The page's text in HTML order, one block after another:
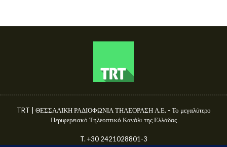
TRT | ΘΕΣΣΑΛΙΚΗ ΡΑΔΙΟΦΩΝΙΑ ΤΗΛΕΟΡΑΣΗ Α.Ε. - Το μεγαλύτερο
Περιφερειακό Τηλεοπτικό Κανάλι της Ελλάδας
T. +30 2421028801-3